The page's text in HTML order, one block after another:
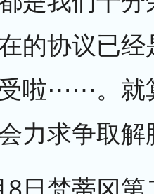
的协议已
啦⋯⋯。就
力求争取解